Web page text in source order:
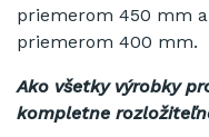
priemerom 450 mm
priemerom 400 mm.
Ako všetky výrobky
kompletne